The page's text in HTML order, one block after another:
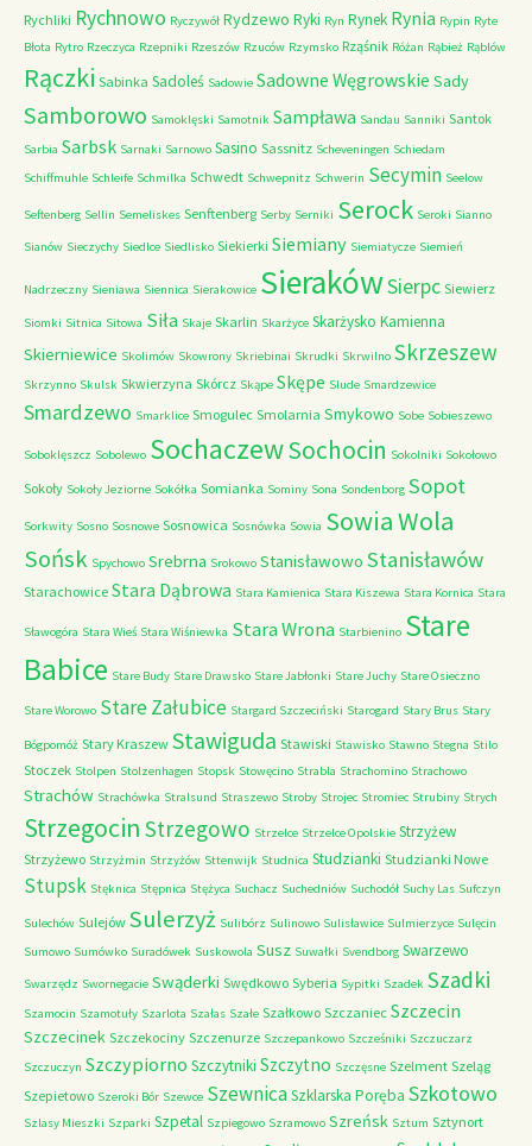
Rychliki Rychnowo Ryczywół Rydzewo Ryki Ryn Rynek Rynia Rypin Ryte
Błota Rytro Rzeczyca Rzepniki Rzeszów Rzuców Rzymsko Rząśnik Różan Rąbież Rąblów
Rączki Sabinka Sadoleś Sadowie Sadowne Węgrowskie Sady
Samborowo Samoklęski Samotnik Sampława Sandau Sanniki Santok
Sarbia Sarbsk Sarnaki Sarnowo Sasino Sassnitz Scheveningen Schiedam
Schiffmuhle Schleife Schmilka Schwedt Schwepnitz Schwerin Secymin Seelow
Seftenberg Sellin Semeliskes Senftenberg Serby Serniki Serock Seroki Sianno
Sianów Sieczychy Siedlce Siedlisko Siekierki Siemiany Siemiatycze Siemień
Nadrzeczny Sieniawa Siennica Sierakowice SierakówSierpc Siewierz
Siomki Sitnica Sitowa Siła Skaje Skarlin Skarżyce Skarżysko Kamienna
Skierniewice Skolimów Skowrony Skriebinai Skrudki Skrwilno Skrzeszew
Skrzynno Skulsk Skwierzyna Skórcz Skąpe Skępe Slude Smardzewice
Smardzewo Smarklice Smogulec Smolarnia Smykowo Sobe Sobieszewo
Soboklęszcz Sobolewo SochaczewSochocin Sokolniki Sokołowo
Sokoły Sokoły Jeziorne Sokółka Somianka Sominy Sona Sondenborg Sopot
Sorkwity Sosno Sosnowe Sosnowica Sosnówka Sowia Sowia Wola
Sońsk Spychowo Srebrna Srokowo Stanisławowo Stanisławów
Starachowice Stara Dąbrowa Stara Kamienica Stara Kiszewa Stara Kornica Stara
Sławogóra Stara Wieś Stara Wiśniewka Stara Wrona Starbienino Stare
Babice Stare Budy Stare Drawsko Stare Jabłonki Stare Juchy Stare Osieczno
Stare Worowo Stare Załubice Stargard Szczeciński Starogard Stary Brus Stary
Bógpomóż Stary Kraszew Stawiguda Stawiski Stawisko Stawno Stegna Stilo
Stoczek Stolpen Stolzenhagen Stopsk Stowęcino Strabla Strachomino Strachowo
Strachów Strachówka Stralsund Straszewo Stroby Strojec Stromiec Strubiny Strych
Strzegocin Strzegowo Strzelce Strzelce Opolskie Strzyżew
Strzyżewo Strzyżmin Strzyżów Sttenwijk Studnica Studzianki Studzianki Nowe
Stupsk Stęknica Stępnica Stężyca Suchacz Suchedniów Suchodół Suchy Las Sufczyn
Sulechów Sulejów Sulerzyż Sulibórz Sulinowo Sulisławice Sulmierzyce Sulęcin
Sumowo Sumówko Suradówek Suskowola Susz Suwałki Svendborg Swarzewo
Swarzędz Swornegacie Swąderki Swędkowo Syberia Sypitki Szadek Szadki
Szamocin Szamotuły Szarlota Szałas Szałe Szałkowo Szczaniec Szczecin
Szczecinek Szczekociny Szczenurze Szczepankowo Szcześniki Szczuczarz
Szczuczyn Szczypiorno Szczytniki Szczytno Szczęsne Szelment Szeląg
Szepietowo Szeroki Bór Szewce SzewnicaSzklarska Poręba Szkotowo
Szlasy Mieszki Szparki Szpetal Szpiegowo Szramowo Szreńsk Sztum Sztynort